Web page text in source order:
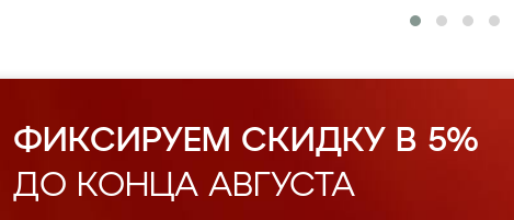
ФИКСИРУЕМ СКИДКУ В 5%
ДО КОНЦА АВГУСТА